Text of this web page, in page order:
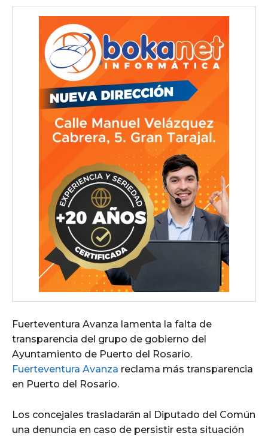
Fuerteventura Avanza lamenta la falta de
transparencia del grupo de gobierno del
Ayuntamiento de Puerto del Rosario.
Fuerteventura Avanza reclama más transparencia
en Puerto del Rosario.
Los concejales trasladarán al Diputado del Común
una denuncia en caso de persistir esta situación